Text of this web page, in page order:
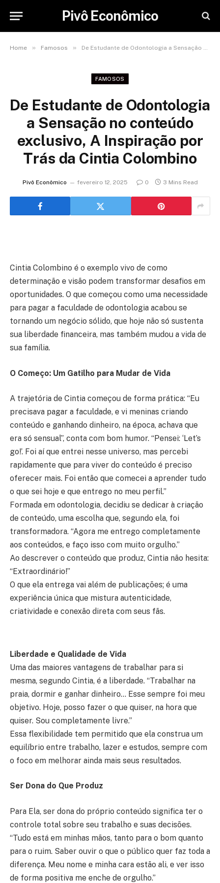
Pivô Econômico
Home » Famosos » De Estudante de Odontologia a Sensação no conteúdo exclusivo, A Inspiração por Trás da Cintia Colombino
FAMOSOS
De Estudante de Odontologia
a Sensação no conteúdo
exclusivo, A Inspiração por
Trás da Cintia Colombino
Pivô Econômico fevereiro 12, 2025 0 3 Mins Read
Cintia Colombino é o exemplo vivo de como
determinação e visão podem transformar desafios em
oportunidades. O que começou como uma necessidade
para pagar a faculdade de odontologia acabou se
tornando um negócio sólido, que hoje não só sustenta
sua liberdade financeira, mas também mudou a vida de
sua família.
O Começo: Um Gatilho para Mudar de Vida
A trajetória de Cintia começou de forma prática: “Eu
precisava pagar a faculdade, e vi meninas criando
conteúdo e ganhando dinheiro, na época, achava que
era só sensual”, conta com bom humor. “Pensei: ‘Let’s
go!’. Foi aí que entrei nesse universo, mas percebi
rapidamente que para viver do conteúdo é preciso
oferecer mais. Foi então que comecei a aprender tudo
o que sei hoje e que entrego no meu perfil.”
Formada em odontologia, decidiu se dedicar à criação
de conteúdo, uma escolha que, segundo ela, foi
transformadora. “Agora me entrego completamente
aos conteúdos, e faço isso com muito orgulho.”
Ao descrever o conteúdo que produz, Cintia não hesita:
“Extraordinário!”
O que ela entrega vai além de publicações; é uma
experiência única que mistura autenticidade,
criatividade e conexão direta com seus fãs.
Liberdade e Qualidade de Vida
Uma das maiores vantagens de trabalhar para si
mesma, segundo Cintia, é a liberdade. “Trabalhar na
praia, dormir e ganhar dinheiro… Esse sempre foi meu
objetivo. Hoje, posso fazer o que quiser, na hora que
quiser. Sou completamente livre.”
Essa flexibilidade tem permitido que ela construa um
equilíbrio entre trabalho, lazer e estudos, sempre com
o foco em melhorar ainda mais seus resultados.
Ser Dona do Que Produz
Para Ela, ser dona do próprio conteúdo significa ter o
controle total sobre seu trabalho e suas decisões.
“Tudo está em minhas mãos, tanto para o bom quanto
para o ruim. Saber ouvir o que o público quer faz toda a
diferença. Meu nome e minha cara estão ali, e ver isso
de forma positiva me enche de orgulho.”